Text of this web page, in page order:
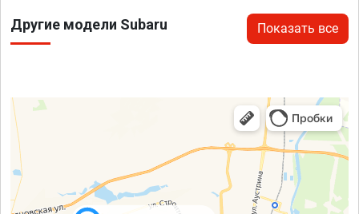
Другие модели Subaru Показать все